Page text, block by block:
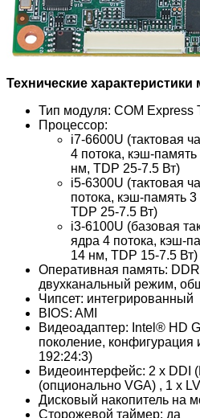
Технические характеристики
Тип модуля: COM Express
Процессор:
i7-6600U (тактовая
4 потока, кэш-
нм, TDP 25-7.5 Вт)
i5-6300U (тактовая
потока, кэш-память
TDP 25-7.5 Вт)
i3-6100U (базовая
ядра 4 потока, кэш-
14 нм, TDP 15-7.5 Вт)
Оперативная память:
двухканальный режим,
Чипсет: интегрированный
BIOS: AMI
Видеоадаптер: Intel® HD
поколение, конфигурация
192:24:3)
Видеоинтерфейс: 2 x DDI
(опционально VGA) , 1 x
Дисковый накопитель на
Сторожевой таймер: да